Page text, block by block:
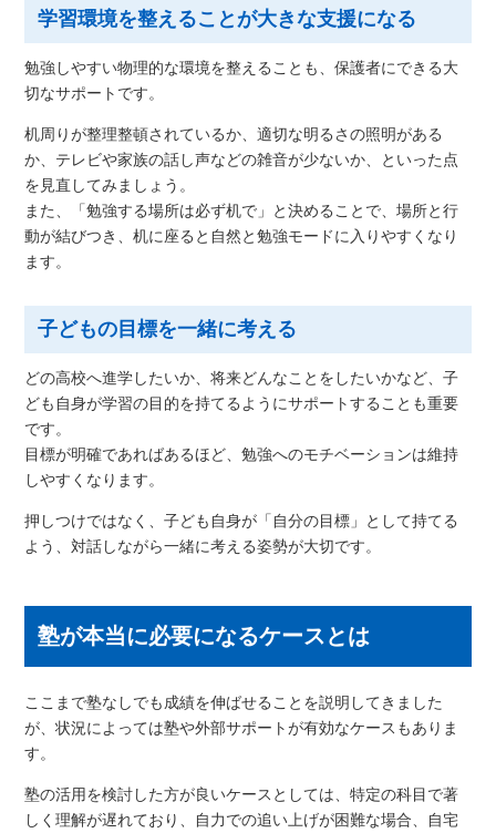
学習環境を整えることが大きな支援になる
勉強しやすい物理的な環境を整えることも、保護者にできる大
切なサポートです。
机周りが整理整頓されているか、適切な明るさの照明がある
か、テレビや家族の話し声などの雑音が少ないか、といった点
を見直してみましょう。
また、「勉強する場所は必ず机で」と決めることで、場所と行
動が結びつき、机に座ると自然と勉強モードに入りやすくなり
ます。
子どもの目標を一緒に考える
どの高校へ進学したいか、将来どんなことをしたいかなど、子
ども自身が学習の目的を持てるようにサポートすることも重要
です。
目標が明確であればあるほど、勉強へのモチベーションは維持
しやすくなります。
押しつけではなく、子ども自身が「自分の目標」として持てる
よう、対話しながら一緒に考える姿勢が大切です。
塾が本当に必要になるケースとは
ここまで塾なしでも成績を伸ばせることを説明してきました
が、状況によっては塾や外部サポートが有効なケースもありま
す。
塾の活用を検討した方が良いケースとしては、特定の科目で著
しく理解が遅れており、自力での追い上げが困難な場合、自宅